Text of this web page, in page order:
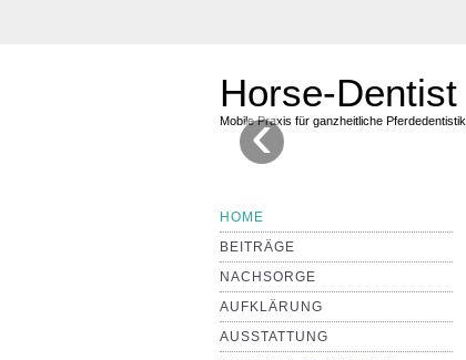
Horse-Dentist
Mobile Praxis für ganzheitliche Pferdedentistik
‹
HOME
BEITRÄGE
NACHSORGE
AUFKLÄRUNG
AUSSTATTUNG